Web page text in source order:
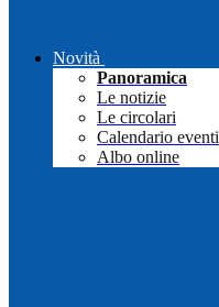
Novità
Panoramica
Le notizie
Le circolari
Calendario eventi
Albo online